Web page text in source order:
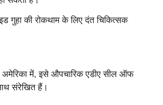
गुहा की रोकथाम के लिए दंत चिकित्सक
अमेरिका में, इसे औपचारिक एडीए सील ऑफ
संरेखित हैं।